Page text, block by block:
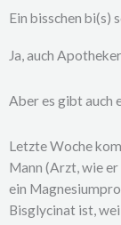
Ein bisschen bi(s)
Ja, auch
Aber es gibt auch
Letzte Woche
Mann (Arzt, wie
ein
Bisglycinat ist,